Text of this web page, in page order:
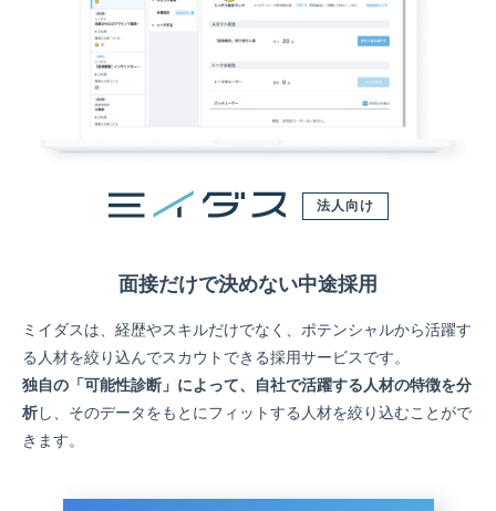
法人向け
面接だけで決めない中途採用
ミイダスは、経歴やスキルだけでなく、ポテンシャルから活躍す
る人材を絞り込んでスカウトできる採用サービスです。
独自の「可能性診断」によって、自社で活躍する人材の特徴を分
析し、そのデータをもとにフィットする人材を絞り込むことがで
きます。